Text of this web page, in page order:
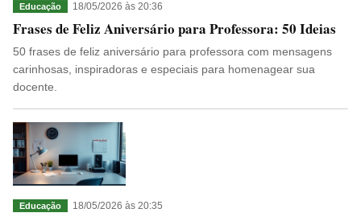
Educação 18/05/2026 às 20:36
Frases de Feliz Aniversário para Professora: 50 Ideias
50 frases de feliz aniversário para professora com mensagens
carinhosas, inspiradoras e especiais para homenagear sua
docente.
Educação 18/05/2026 às 20:35